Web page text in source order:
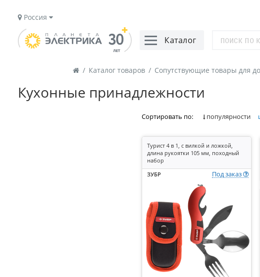
Россия
Каталог
/ Каталог товаров / Сопутствующие товары для
Кухонные принадлежности
Сортировать по: популярности
Турист 4 в 1, с вилкой и ложкой,
длина рукоятки 105 мм, походный
набор
ЗУБР
Под заказ
Код: 837529